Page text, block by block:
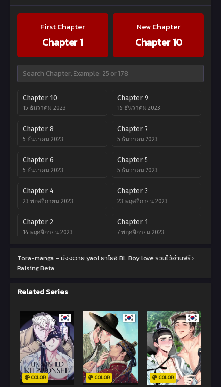
First Chapter
Chapter 1
New Chapter
Chapter 10
Chapter 10
15 ธันวาคม 2023
Chapter 9
15 ธันวาคม 2023
Chapter 8
5 ธันวาคม 2023
Chapter 7
5 ธันวาคม 2023
Chapter 6
5 ธันวาคม 2023
Chapter 5
5 ธันวาคม 2023
Chapter 4
23 พฤศจิกายน 2023
Chapter 3
23 พฤศจิกายน 2023
Chapter 2
14 พฤศจิกายน 2023
Chapter 1
7 พฤศจิกายน 2023
Tora-manga – มังงะวาย yaoi ยาโยอิ BL Boy love รวมไว้อ่านฟรี ›
Raising Beta
Related Series
COLOR COLOR COLOR